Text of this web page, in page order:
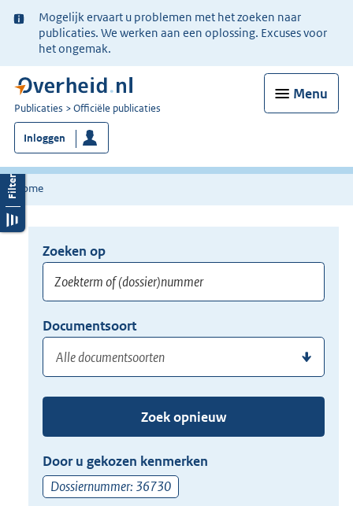
Ter
informatie:
Mogelijk ervaart u problemen met het zoeken naar
publicaties. We werken aan een oplossing. Excuses voor
het ongemak.
Menu
U
bent
nu
hier:
Publicaties Officiële publicaties
Inloggen
Home
Opnieuw
zoeken:
Zoeken op
of
(dossier)nummer
hier
uw
zoekterm
of
(dossier)nummer
in
Documentsoort
of
de
pijl
beneden
Zoek opnieuw
Door u gekozen kenmerken
Dossiernummer: 36730